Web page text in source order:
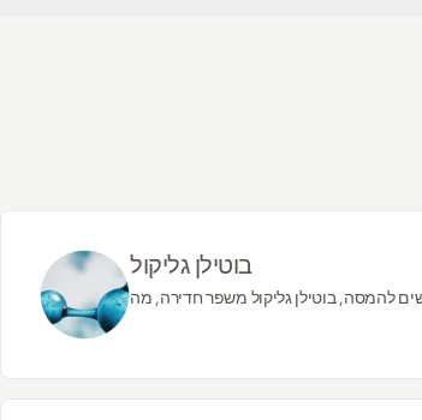
בוטילן גליקול
להמסה, בוטילן גליקול משפר חדירה, מה